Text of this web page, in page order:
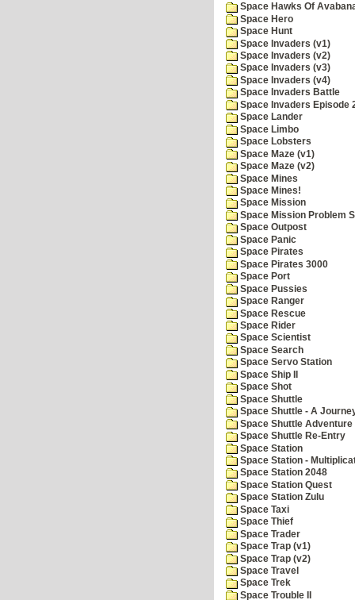
Space Hawks Of
Space Hero
Space Hunt
Space Invaders (v1)
Space Invaders (v2)
Space Invaders (v3)
Space Invaders (v4)
Space Invaders Battle
Space Invaders Episode
Space Lander
Space Limbo
Space Lobsters
Space Maze (v1)
Space Maze (v2)
Space Mines
Space Mines!
Space Mission
Space Mission Problem
Space Outpost
Space Panic
Space Pirates
Space Pirates 3000
Space Port
Space Pussies
Space Ranger
Space Rescue
Space Rider
Space Scientist
Space Search
Space Servo Station
Space Ship II
Space Shot
Space Shuttle
Space Shuttle - A
Space Shuttle Adventure
Space Shuttle Re-Entry
Space Station
Space Station -
Space Station 2048
Space Station Quest
Space Station Zulu
Space Taxi
Space Thief
Space Trader
Space Trap (v1)
Space Trap (v2)
Space Travel
Space Trek
Space Trouble II